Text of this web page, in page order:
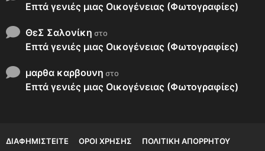
Επτά γενιές μιας Οικογένειας (Φωτογραφίες)
ΘεΣ Σαλονίκη στο
Επτά γενιές μιας Οικογένειας (Φωτογραφίες)
μαρθα καρβουνη στο
Επτά γενιές μιας Οικογένειας (Φωτογραφίες)
ΔΙΑΦΗΜΙΣΤΕΊΤΕ ΌΡΟΙ ΧΡΉΣΗΣ
ΠΟΛΙΤΙΚΉ ΑΠΟΡΡΉΤΟΥ